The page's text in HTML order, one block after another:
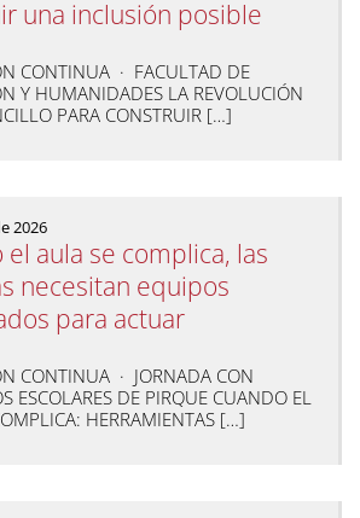
una inclusión posible
CONTINUA · FACULTAD DE
Y HUMANIDADES LA REVOLUCIÓN
PARA CONSTRUIR […]
2026
el aula se complica, las
necesitan equipos
para actuar
CONTINUA · JORNADA CON
ESCOLARES DE PIRQUE CUANDO EL
HERRAMIENTAS […]